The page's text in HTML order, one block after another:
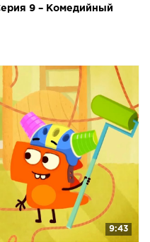
9 – Комедийный
9:43